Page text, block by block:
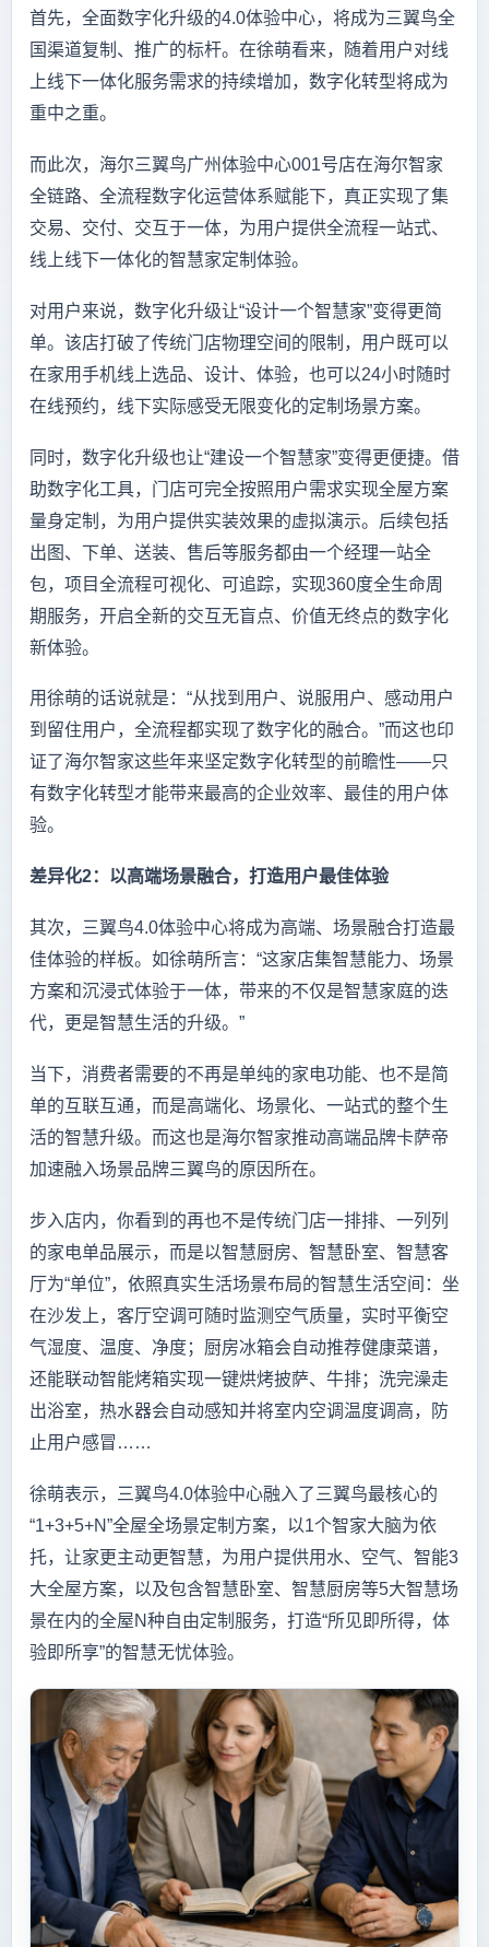
首先，全面数字化升级的4.0体验中心，将成为三翼鸟全
国渠道复制、推广的标杆。在徐萌看来，随着用户对线
上线下一体化服务需求的持续增加，数字化转型将成为
重中之重。
而此次，海尔三翼鸟广州体验中心001号店在海尔智家
全链路、全流程数字化运营体系赋能下，真正实现了集
交易、交付、交互于一体，为用户提供全流程一站式、
线上线下一体化的智慧家定制体验。
对用户来说，数字化升级让“设计一个智慧家”变得更简
单。该店打破了传统门店物理空间的限制，用户既可以
在家用手机线上选品、设计、体验，也可以24小时随时
在线预约，线下实际感受无限变化的定制场景方案。
同时，数字化升级也让“建设一个智慧家”变得更便捷。借
助数字化工具，门店可完全按照用户需求实现全屋方案
量身定制，为用户提供实装效果的虚拟演示。后续包括
出图、下单、送装、售后等服务都由一个经理一站全
包，项目全流程可视化、可追踪，实现360度全生命周
期服务，开启全新的交互无盲点、价值无终点的数字化
新体验。
用徐萌的话说就是：“从找到用户、说服用户、感动用户
到留住用户，全流程都实现了数字化的融合。”而这也印
证了海尔智家这些年来坚定数字化转型的前瞻性——只
有数字化转型才能带来最高的企业效率、最佳的用户体
验。
差异化2：以高端场景融合，打造用户最佳体验
其次，三翼鸟4.0体验中心将成为高端、场景融合打造最
佳体验的样板。如徐萌所言：“这家店集智慧能力、场景
方案和沉浸式体验于一体，带来的不仅是智慧家庭的迭
代，更是智慧生活的升级。”
当下，消费者需要的不再是单纯的家电功能、也不是简
单的互联互通，而是高端化、场景化、一站式的整个生
活的智慧升级。而这也是海尔智家推动高端品牌卡萨帝
加速融入场景品牌三翼鸟的原因所在。
步入店内，你看到的再也不是传统门店一排排、一列列
的家电单品展示，而是以智慧厨房、智慧卧室、智慧客
厅为“单位”，依照真实生活场景布局的智慧生活空间：坐
在沙发上，客厅空调可随时监测空气质量，实时平衡空
气湿度、温度、净度；厨房冰箱会自动推荐健康菜谱，
还能联动智能烤箱实现一键烘烤披萨、牛排；洗完澡走
出浴室，热水器会自动感知并将室内空调温度调高，防
止用户感冒……
徐萌表示，三翼鸟4.0体验中心融入了三翼鸟最核心的
“1+3+5+N”全屋全场景定制方案，以1个智家大脑为依
托，让家更主动更智慧，为用户提供用水、空气、智能3
大全屋方案，以及包含智慧卧室、智慧厨房等5大智慧场
景在内的全屋N种自由定制服务，打造“所见即所得，体
验即所享”的智慧无忧体验。